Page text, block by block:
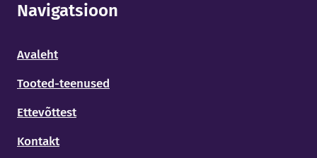
Navigatsioon
Avaleht
Tooted-teenused
Ettevõttest
Kontakt